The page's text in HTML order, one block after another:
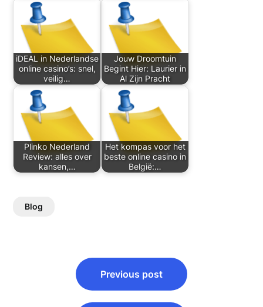
iDEAL in Nederlandse
online casino’s: snel,
veilig…
Jouw Droomtuin
Begint Hier: Laurier in
Al Zijn Pracht
Plinko Nederland
Review: alles over
kansen,…
Het kompas voor het
beste online casino in
België:…
Blog
navigation
Previous post